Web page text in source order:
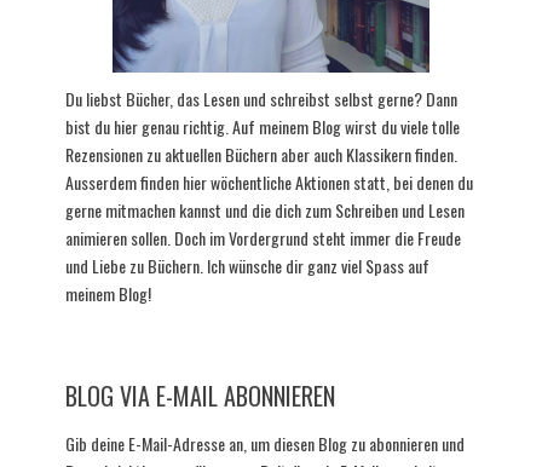
Du liebst Bücher, das Lesen und schreibst selbst gerne? Dann
bist du hier genau richtig. Auf meinem Blog wirst du viele tolle
Rezensionen zu aktuellen Büchern aber auch Klassikern finden.
Ausserdem finden hier wöchentliche Aktionen statt, bei denen du
gerne mitmachen kannst und die dich zum Schreiben und Lesen
animieren sollen. Doch im Vordergrund steht immer die Freude
und Liebe zu Büchern. Ich wünsche dir ganz viel Spass auf
meinem Blog!
BLOG VIA E-MAIL ABONNIEREN
Gib deine E-Mail-Adresse an, um diesen Blog zu abonnieren und